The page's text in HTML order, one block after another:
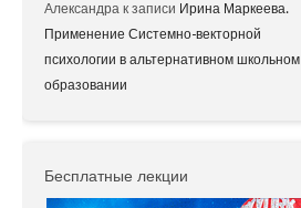
Александра к записи Ирина Маркеева.
Применение Системно-векторной
психологии в альтернативном школьном
образовании
Бесплатные лекции